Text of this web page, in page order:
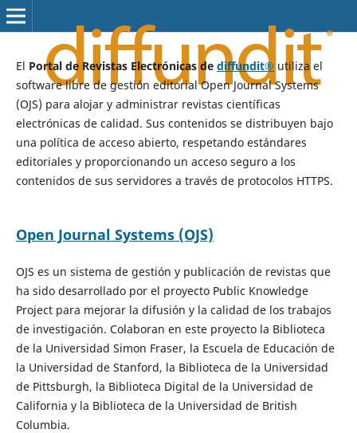
El Portal de Revistas Electrónicas de diffundit® utiliza el
software libre de gestión editorial Open Journal Systems
(OJS) para alojar y administrar revistas científicas
electrónicas de calidad. Sus contenidos se distribuyen bajo
una política de acceso abierto, respetando estándares
editoriales y proporcionando un acceso seguro a los
contenidos de sus servidores a través de protocolos HTTPS.
Open Journal Systems (OJS)
OJS es un sistema de gestión y publicación de revistas que
ha sido desarrollado por el proyecto Public Knowledge
Project para mejorar la difusión y la calidad de los trabajos
de investigación. Colaboran en este proyecto la Biblioteca
de la Universidad Simon Fraser, la Escuela de Educación de
la Universidad de Stanford, la Biblioteca de la Universidad
de Pittsburgh, la Biblioteca Digital de la Universidad de
California y la Biblioteca de la Universidad de British
Columbia.